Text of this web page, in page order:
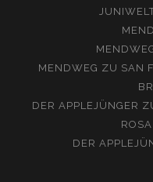
MENDWEG ZU SAN
DER APPLEJÜNGER
DER